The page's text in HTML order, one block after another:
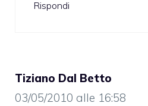
Rispondi
Tiziano Dal Betto
03/05/2010 alle 16:58